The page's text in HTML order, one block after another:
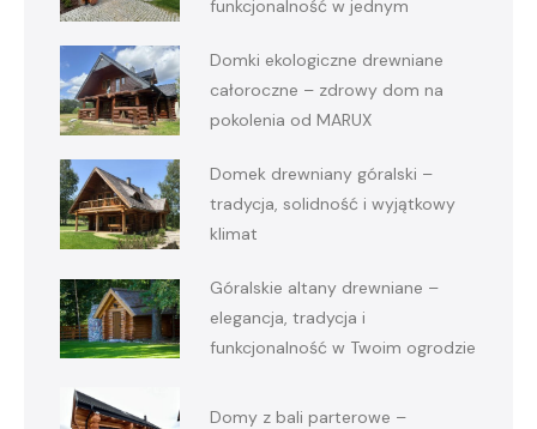
funkcjonalność w jednym
Domki ekologiczne drewniane
całoroczne – zdrowy dom na
pokolenia od MARUX
Domek drewniany góralski –
tradycja, solidność i wyjątkowy
klimat
Góralskie altany drewniane –
elegancja, tradycja i
funkcjonalność w Twoim ogrodzie
Domy z bali parterowe –